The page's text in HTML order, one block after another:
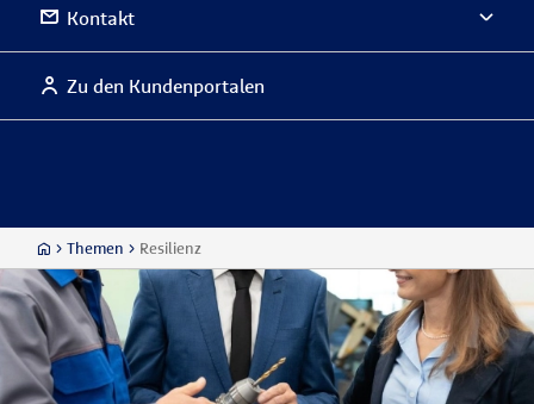
Kontakt
Zu den Kundenportalen
Themen Resilienz